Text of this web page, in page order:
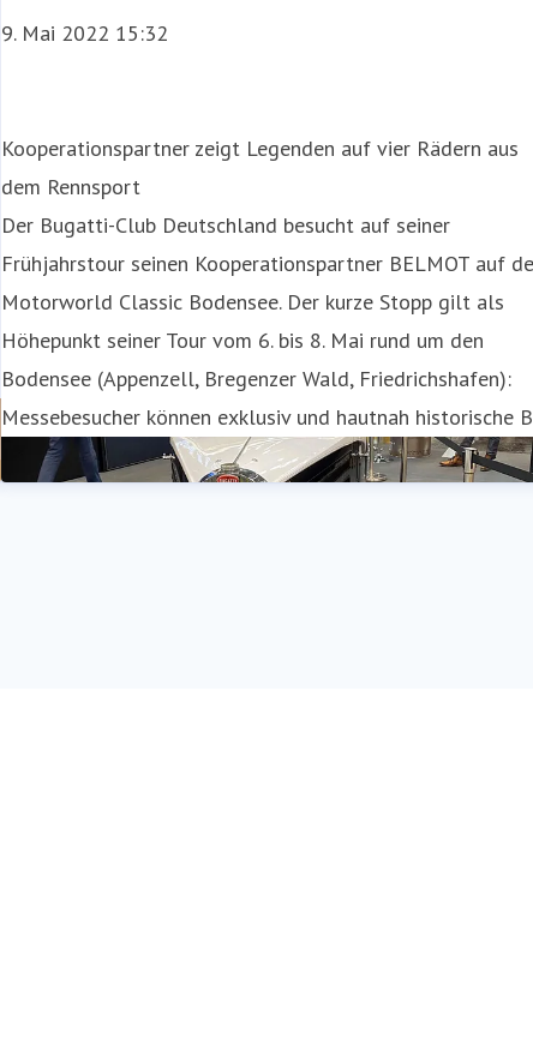
9. Mai 2022 15:32
Kooperationspartner zeigt Legenden auf vier Rädern aus
dem Rennsport
Der Bugatti-Club Deutschland besucht auf seiner
Frühjahrstour seinen Kooperationspartner BELMOT auf
Motorworld Classic Bodensee. Der kurze Stopp gilt als
Höhepunkt seiner Tour vom 6. bis 8. Mai rund um den
Bodensee (Appenzell, Bregenzer Wald, Friedrichshafen):
Messebesucher können exklusiv und hautnah historische B